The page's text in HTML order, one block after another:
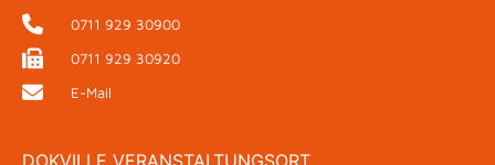
0711 929 30900
0711 929 30920
E-Mail
DOKVILLE VERANSTALTUNGSORT